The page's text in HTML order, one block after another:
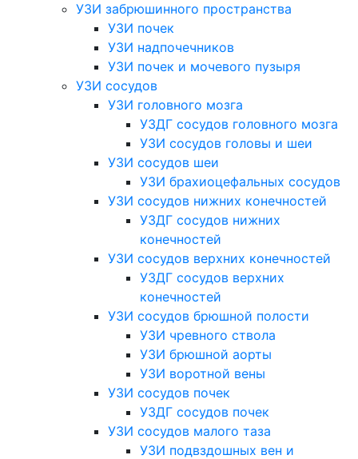
УЗИ забрюшинного пространства
УЗИ почек
УЗИ надпочечников
УЗИ почек и мочевого пузыря
УЗИ сосудов
УЗИ головного мозга
УЗДГ сосудов головного мозга
УЗИ сосудов головы и шеи
УЗИ сосудов шеи
УЗИ брахиоцефальных сосудов
УЗИ сосудов нижних конечностей
УЗДГ сосудов нижних
конечностей
УЗИ сосудов верхних конечностей
УЗДГ сосудов верхних
конечностей
УЗИ сосудов брюшной полости
УЗИ чревного ствола
УЗИ брюшной аорты
УЗИ воротной вены
УЗИ сосудов почек
УЗДГ сосудов почек
УЗИ сосудов малого таза
УЗИ подвздошных вен и